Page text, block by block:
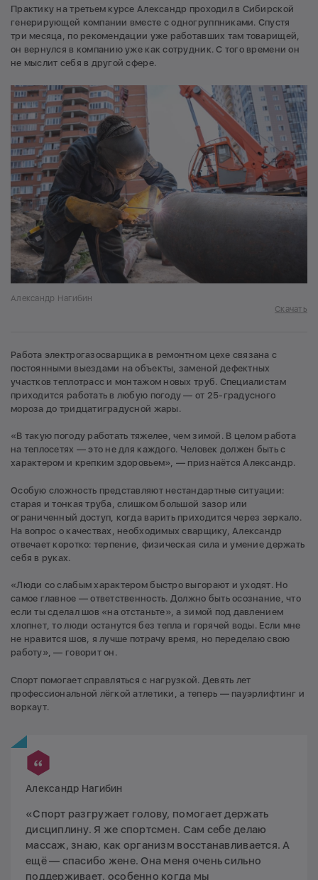
Практику на третьем курсе Александр проходил в Сибирской
генерирующей компании вместе с одногруппниками. Спустя
три месяца, по рекомендации уже работавших там товарищей,
он вернулся в компанию уже как сотрудник. С того времени он
не мыслит себя в другой сфере.
Александр Нагибин
Скачать
Работа электрогазосварщика в ремонтном цехе связана с
постоянными выездами на объекты, заменой дефектных
участков теплотрасс и монтажом новых труб. Специалистам
приходится работать в любую погоду — от 25-градусного
мороза до тридцатиградусной жары.
«В такую погоду работать тяжелее, чем зимой. В целом работа
на теплосетях — это не для каждого. Человек должен быть с
характером и крепким здоровьем», — признаётся Александр.
Особую сложность представляют нестандартные ситуации:
старая и тонкая труба, слишком большой зазор или
ограниченный доступ, когда варить приходится через зеркало.
На вопрос о качествах, необходимых сварщику, Александр
отвечает коротко: терпение, физическая сила и умение держать
себя в руках.
«Люди со слабым характером быстро выгорают и уходят. Но
самое главное — ответственность. Должно быть осознание, что
если ты сделал шов «на отстаньте», а зимой под давлением
хлопнет, то люди останутся без тепла и горячей воды. Если мне
не нравится шов, я лучше потрачу время, но переделаю свою
работу», — говорит он.
Спорт помогает справляться с нагрузкой. Девять лет
профессиональной лёгкой атлетики, а теперь — пауэрлифтинг и
воркаут.
Александр Нагибин
«Спорт разгружает голову, помогает держать
дисциплину. Я же спортсмен. Сам себе делаю
массаж, знаю, как организм восстанавливается. А
ещё — спасибо жене. Она меня очень сильно
поддерживает, особенно когда мы